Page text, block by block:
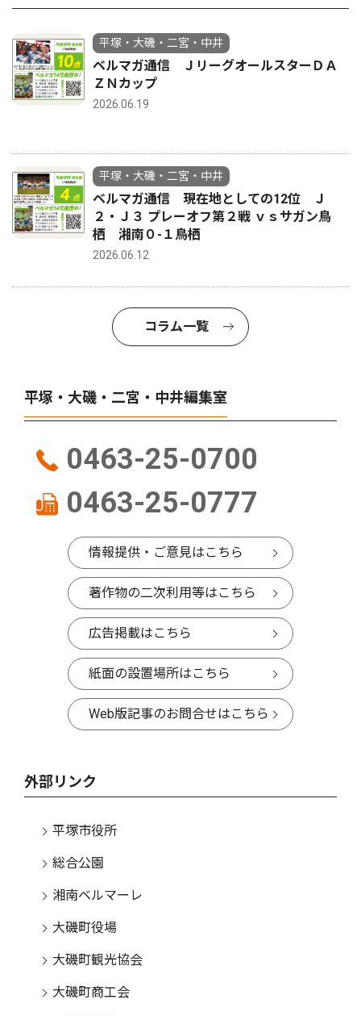
平塚・大磯・二宮・中井
ベルマガ通信 ＪリーグオールスターＤＡ
ＺＮカップ
2026.06.19
平塚・大磯・二宮・中井
ベルマガ通信 現在地としての12位 Ｊ
２・Ｊ３ プレーオフ第２戦 ｖｓサガン鳥
栖 湘南０-１鳥栖
2026.06.12
コラム一覧
平塚・大磯・二宮・中井編集室
0463-25-0700
0463-25-0777
情報提供・ご意見はこちら
著作物の二次利用等はこちら
広告掲載はこちら
紙面の設置場所はこちら
Web版記事のお問合せはこちら
外部リンク
平塚市役所
総合公園
湘南ベルマーレ
大磯町役場
大磯町観光協会
大磯町商工会